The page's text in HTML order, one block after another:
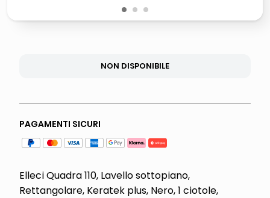
1 2 3
NON DISPONIBILE
PAGAMENTI SICURI
Elleci Quadra 110, Lavello sottopiano,
Rettangolare, Keratek plus, Nero, 1 ciotole,